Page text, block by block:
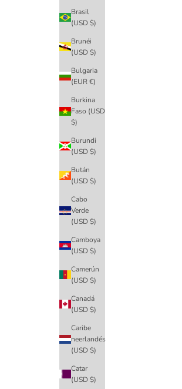
Brasil
(USD $)
Brunéi
(USD $)
Bulgaria
(EUR €)
Burkina
Faso (USD
$)
Burundi
(USD $)
Bután
(USD $)
Cabo
Verde
(USD $)
Camboya
(USD $)
Camerún
(USD $)
Canadá
(USD $)
Caribe
neerlandés
(USD $)
Catar
(USD $)